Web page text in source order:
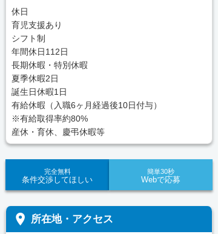
休日
育児支援あり
シフト制
年間休日112日
長期休暇・特別休暇
夏季休暇2日
誕生日休暇1日
有給休暇（入職6ヶ月経過後10日付与）
※有給取得率約80%
産休・育休、慶弔休暇等
完全無料
条件交渉してほしい
簡単30秒
Webで応募
place 所在地・アクセス